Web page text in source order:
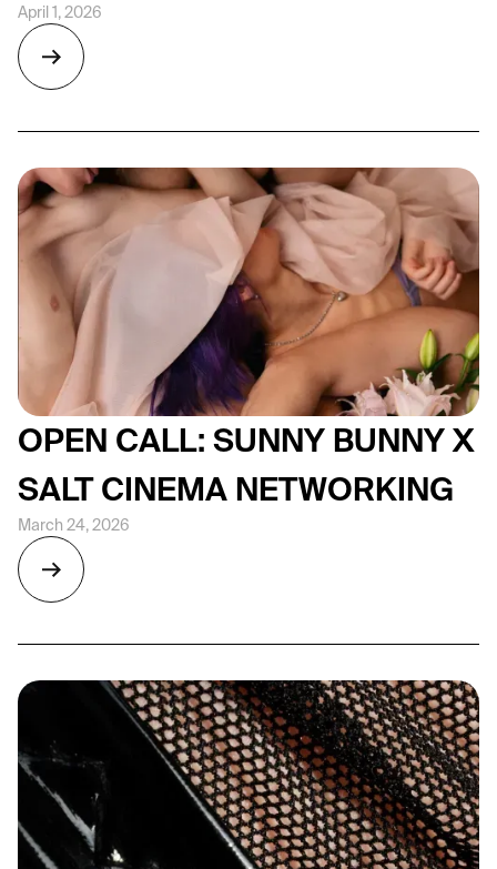
April 1, 2026
OPEN CALL: SUNNY BUNNY X
SALT CINEMA NETWORKING
March 24, 2026